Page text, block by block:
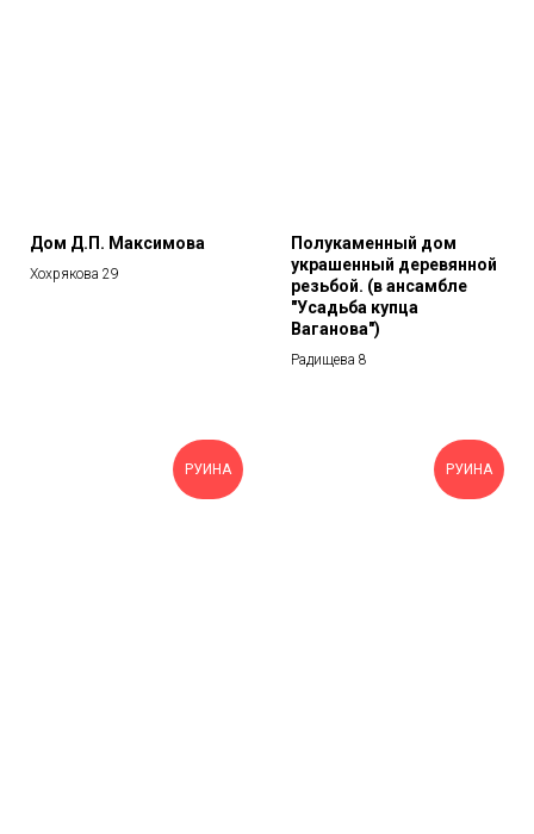
Дом Д.П. Максимова
Хохрякова 29
Полукаменный дом
украшенный деревянной
резьбой. (в ансамбле
"Усадьба купца
Ваганова")
Радищева 8
РУИНА РУИНА